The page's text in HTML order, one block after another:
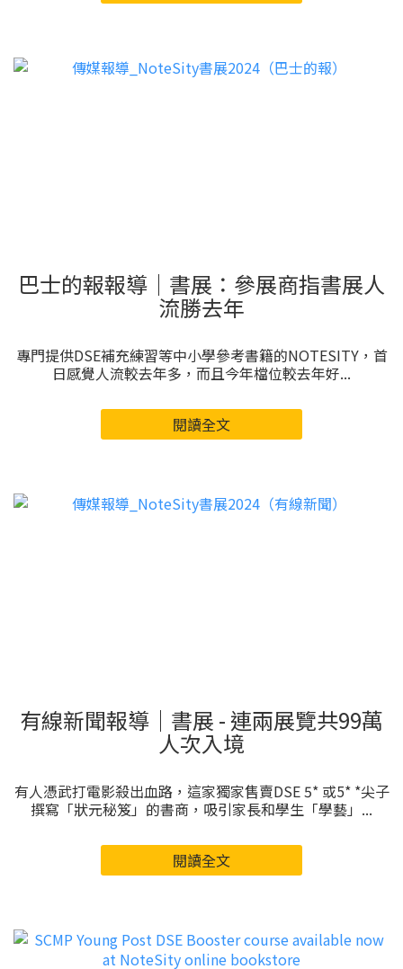
巴士的報報導｜書展：參展商指書展人
流勝去年
專門提供DSE補充練習等中小學參考書籍的NOTESITY，首
日感覺人流較去年多，而且今年檔位較去年好...
閱讀全文
有線新聞報導｜書展 - 連兩展覽共99萬
人次入境
有人憑武打電影殺出血路，這家獨家售賣DSE 5* 或5* *尖子
撰寫「狀元秘笈」的書商，吸引家長和學生「學藝」...
閱讀全文